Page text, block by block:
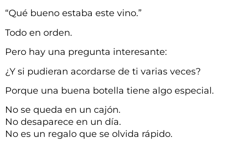
“Qué bueno estaba este vino.”
Todo en orden.
Pero hay una pregunta interesante:
¿Y si pudieran acordarse de ti varias veces?
Porque una buena botella tiene algo especial.
No se queda en un cajón.
No desaparece en un día.
No es un regalo que se olvida rápido.